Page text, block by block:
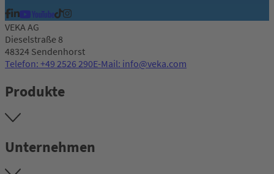
VEKA AG
Dieselstraße 8
48324 Sendenhorst
Telefon: +49 2526 290E-Mail: info@veka.com
Produkte
Unternehmen